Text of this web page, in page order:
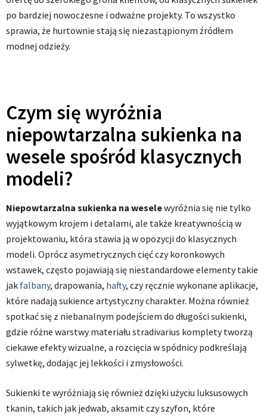
po bardziej nowoczesne i odważne projekty. To wszystko
sprawia, że hurtownie stają się niezastąpionym źródłem
modnej odzieży.
Czym się wyróżnia
niepowtarzalna sukienka na
wesele spośród klasycznych
modeli?
Niepowtarzalna sukienka na weselewyróżnia się nie tylko
wyjątkowym krojem i detalami, ale także kreatywnością w
projektowaniu, która stawia ją w opozycji do klasycznych
modeli. Oprócz asymetrycznych cięć czy koronkowych
wstawek, często pojawiają się niestandardowe elementy takie
jak falbany, drapowania, hafty, czy ręcznie wykonane aplikacje,
które nadają sukience artystyczny charakter. Można również
spotkać się z niebanalnym podejściem do długości sukienki,
gdzie różne warstwy materiału stradivarius komplety tworzą
ciekawe efekty wizualne, a rozcięcia w spódnicy podkreślają
sylwetkę, dodając jej lekkości i zmysłowości.
Sukienki te wyróżniają się również dzięki użyciu luksusowych
tkanin, takich jak jedwab, aksamit czy szyfon, które